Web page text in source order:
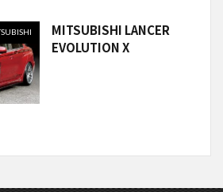
MITSUBISHI LANCER
EVOLUTION X